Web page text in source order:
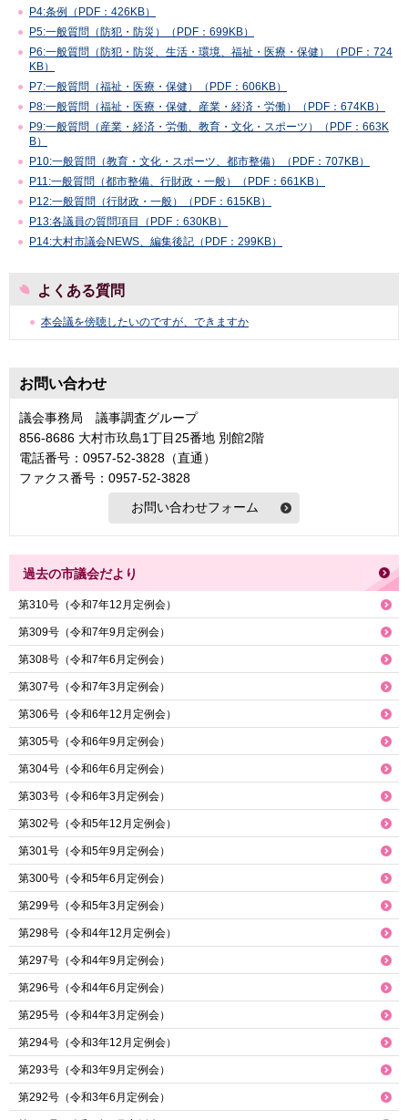
P4:条例（PDF：426KB）
P5:一般質問（防犯・防災）（PDF：699KB）
P6:一般質問（防犯・防災、生活・環境、福祉・医療・保健）（PDF：724
KB）
P7:一般質問（福祉・医療・保健）（PDF：606KB）
P8:一般質問（福祉・医療・保健、産業・経済・労働）（PDF：674KB）
P9:一般質問（産業・経済・労働、教育・文化・スポーツ）（PDF：663K
B）
P10:一般質問（教育・文化・スポーツ、都市整備）（PDF：707KB）
P11:一般質問（都市整備、行財政・一般）（PDF：661KB）
P12:一般質問（行財政・一般）（PDF：615KB）
P13:各議員の質問項目（PDF：630KB）
P14:大村市議会NEWS、編集後記（PDF：299KB）
よくある質問
本会議を傍聴したいのですが、できますか
お問い合わせ
議会事務局 議事調査グループ
856-8686 大村市玖島1丁目25番地 別館2階
電話番号：0957-52-3828（直通）
ファクス番号：0957-52-3828
過去の市議会だより
第310号（令和7年12月定例会）
第309号（令和7年9月定例会）
第308号（令和7年6月定例会）
第307号（令和7年3月定例会）
第306号（令和6年12月定例会）
第305号（令和6年9月定例会）
第304号（令和6年6月定例会）
第303号（令和6年3月定例会）
第302号（令和5年12月定例会）
第301号（令和5年9月定例会）
第300号（令和5年6月定例会）
第299号（令和5年3月定例会）
第298号（令和4年12月定例会）
第297号（令和4年9月定例会）
第296号（令和4年6月定例会）
第295号（令和4年3月定例会）
第294号（令和3年12月定例会）
第293号（令和3年9月定例会）
第292号（令和3年6月定例会）